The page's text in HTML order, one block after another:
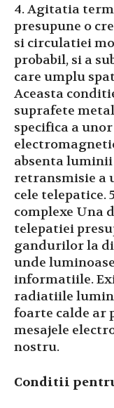
4. Agitatia
presupune o
si circulatiei
probabil, si a
care umplu
Aceasta
suprafete
specifica a
absenta
retransmisie a
cele telepatice.
complexe Una
telepatiei
gandurilor la
unde
informatiile.
radiatiile
foarte calde ar
mesajele
nostru.
Conditii